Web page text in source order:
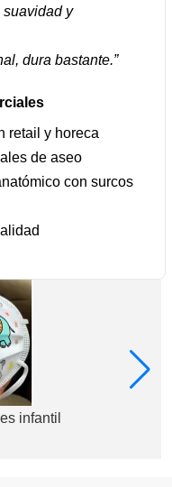
suavidad y
dura bastante.”
retail y horeca
de aseo
con surcos
infantil